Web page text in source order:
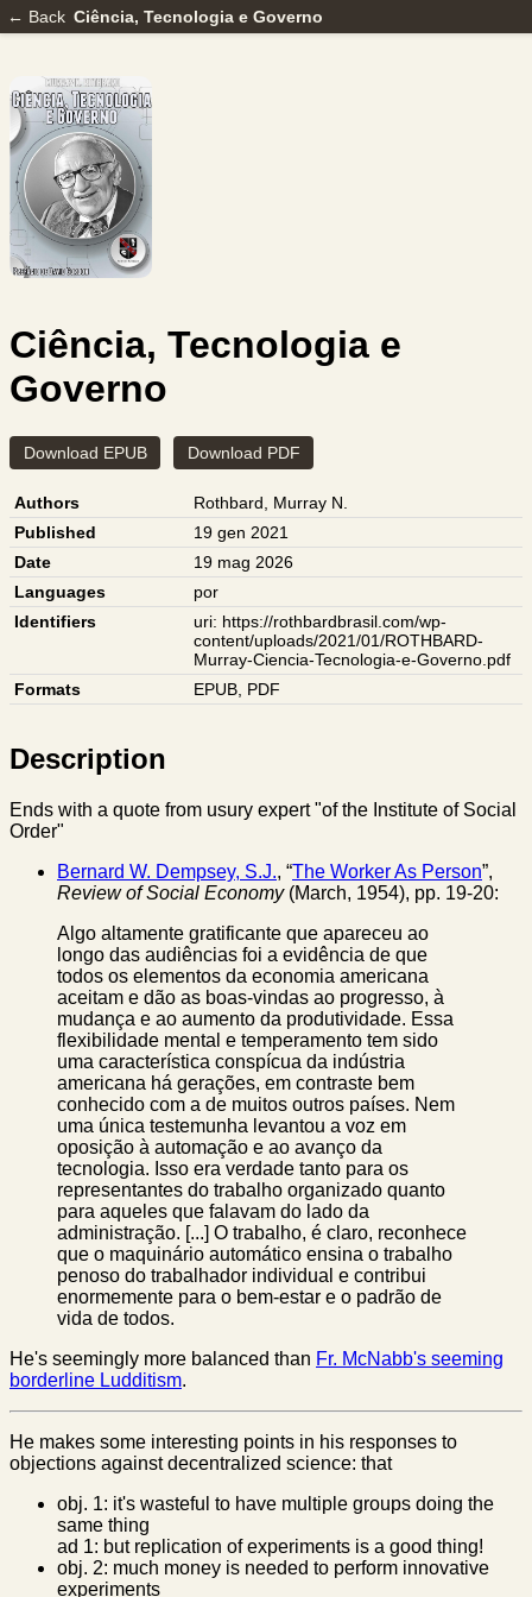
← Back Ciência, Tecnologia e Governo
Ciência, Tecnologia e
Governo
Download EPUB Download PDF
Authors
Rothbard, Murray N.
Published
19 gen 2021
Date
19 mag 2026
Languages
por
Identifiers
uri: https://rothbardbrasil.com/wp-
content/uploads/2021/01/ROTHBARD-
Murray-Ciencia-Tecnologia-e-Governo.pdf
Formats
EPUB PDF
Description
Ends with a quote from usury expert "of the Institute of Social
Order"
Bernard W. Dempsey, S.J., “The Worker As Person”,
Review of Social Economy(March, 1954), pp. 19-20:
Algo altamente gratificante que apareceu ao
longo das audiências foi a evidência de que
todos os elementos da economia americana
aceitam e dão as boas-vindas ao progresso, à
mudança e ao aumento da produtividade. Essa
flexibilidade mental e temperamento tem sido
uma característica conspícua da indústria
americana há gerações, em contraste bem
conhecido com a de muitos outros países. Nem
uma única testemunha levantou a voz em
oposição à automação e ao avanço da
tecnologia. Isso era verdade tanto para os
representantes do trabalho organizado quanto
para aqueles que falavam do lado da
administração. [...] O trabalho, é claro, reconhece
que o maquinário automático ensina o trabalho
penoso do trabalhador individual e contribui
enormemente para o bem-estar e o padrão de
vida de todos.
He's seemingly more balanced than Fr. McNabb's seeming
borderline Ludditism.
He makes some interesting points in his responses to
objections against decentralized science: that
obj. 1: it's wasteful to have multiple groups doing the
same thing
ad 1: but replication of experiments is a good thing!
obj. 2: much money is needed to perform innovative
experiments